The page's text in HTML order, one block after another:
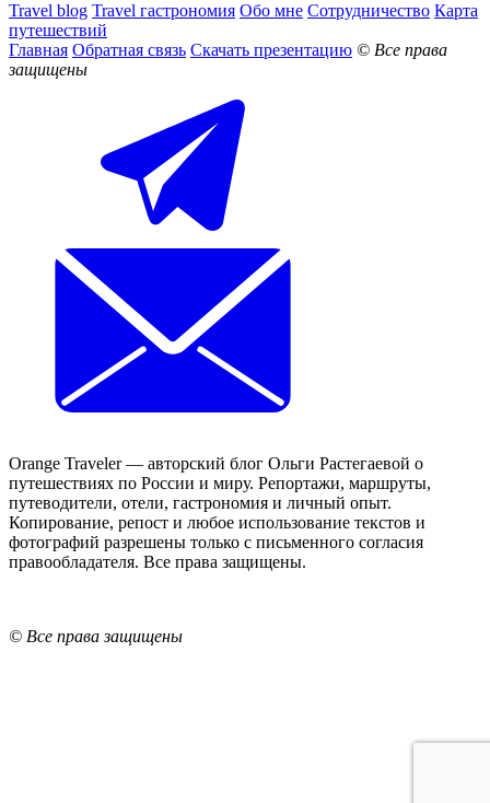
Travel blog Travel гастрономия Обо мне Сотрудничество Карта
путешествий
Главная Обратная связь Скачать презентацию © Все права
защищены
Orange Traveler — авторский блог Ольги Растегаевой о
путешествиях по России и миру. Репортажи, маршруты,
путеводители, отели, гастрономия и личный опыт.
Копирование, репост и любое использование текстов и
фотографий разрешены только с письменного согласия
правообладателя. Все права защищены.
© Все права защищены